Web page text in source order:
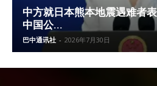
中方就日本熊本地震遇难者
中国公...
巴中通讯社 - 2026年7月30日